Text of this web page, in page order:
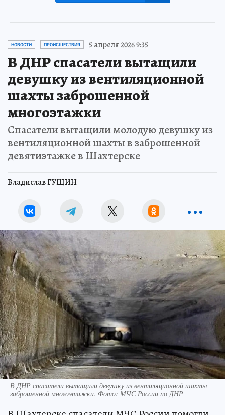
НОВОСТИ ПРОИСШЕСТВИЯ 5 апреля 2026 9:35
В ДНР спасатели вытащили
девушку из вентиляционной
шахты заброшенной
многоэтажки
Спасатели вытащили молодую девушку из
вентиляционной шахты в заброшенной
девятиэтажке в Шахтерске
Владислав ГУЩИН
В ДНР спасатели вытащили девушку из вентиляционной шахты
заброшенной многоэтажки. Фото: МЧС России по ДНР